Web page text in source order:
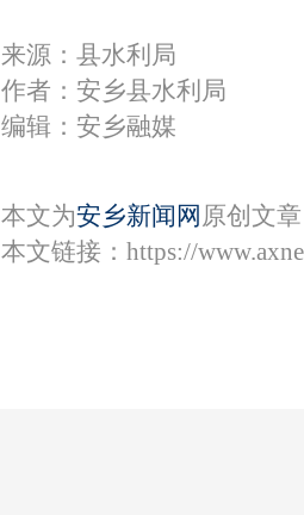
来源：县水利局
作者：安乡县水利局
编辑：安乡融媒
本文为安乡新闻网 原创文
本文链接： https://